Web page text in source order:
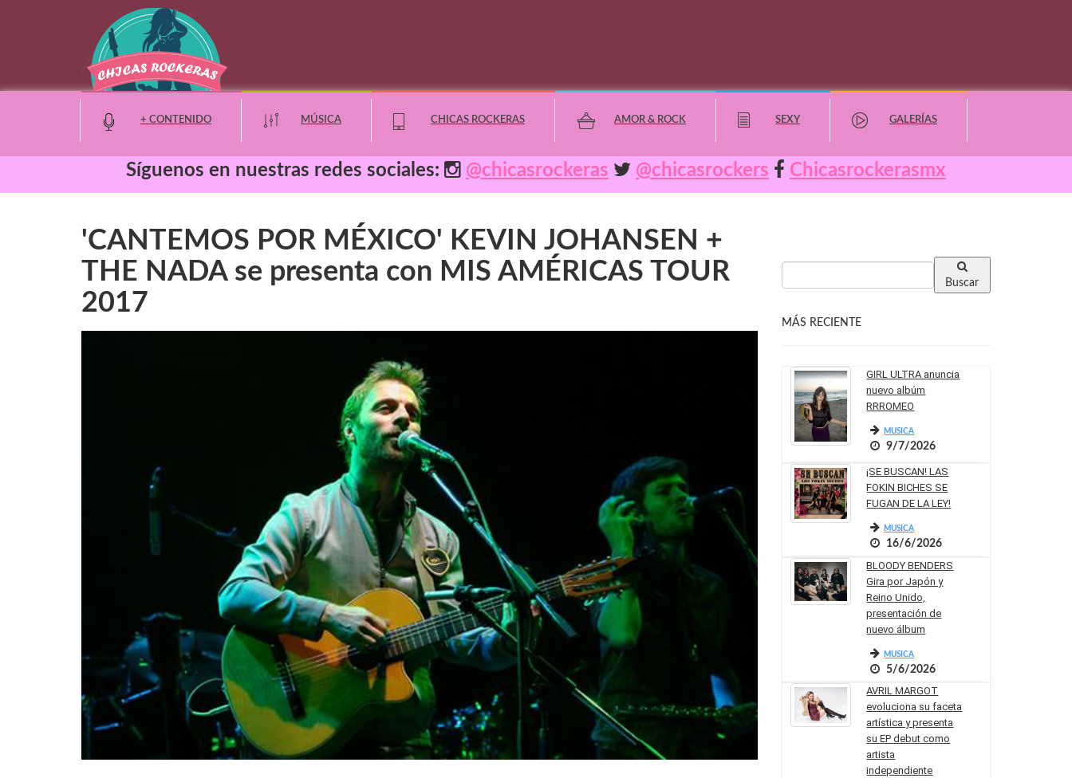
+ CONTENIDO
Entretenimiento
Eventos
Geek
Deportes
MÚSICA CHICAS ROCKERAS AMOR & ROCK SEXY GALERÍAS
Síguenos en nuestras redes sociales: @chicasrockeras @chicasrockers Chicasrockerasmx
'CANTEMOS POR MÉXICO' KEVIN JOHANSEN +
THE NADA se presenta con MIS AMÉRICAS TOUR
2017
Buscar
MÁS RECIENTE
GIRL ULTRA anuncia
nuevo albúm
RRROMEO
MUSICA
9/7/2026
¡SE BUSCAN! LAS
FOKIN BICHES SE
FUGAN DE LA LEY!
MUSICA
16/6/2026
BLOODY BENDERS
Gira por Japón y
Reino Unido,
presentación de
nuevo álbum
MUSICA
5/6/2026
AVRIL MARGOT
evoluciona su faceta
artística y presenta
su EP debut como
artista
independiente